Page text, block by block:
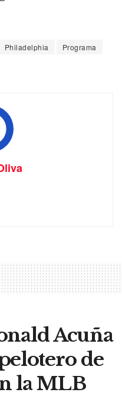
Philadelphia
Programa
Acuña
de
la MLB